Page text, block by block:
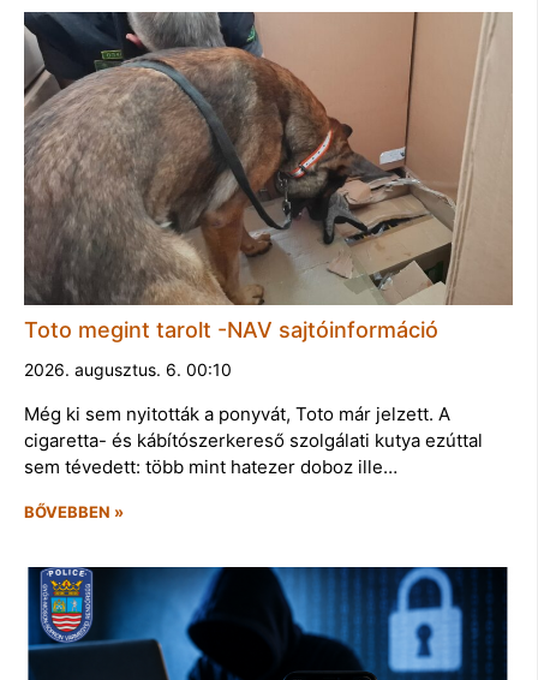
Toto megint tarolt -NAV sajtóinformáció
2026. augusztus. 6. 00:10
Még ki sem nyitották a ponyvát, Toto már jelzett. A
cigaretta- és kábítószerkereső szolgálati kutya ezúttal
sem tévedett: több mint hatezer doboz ille…
BŐVEBBEN »